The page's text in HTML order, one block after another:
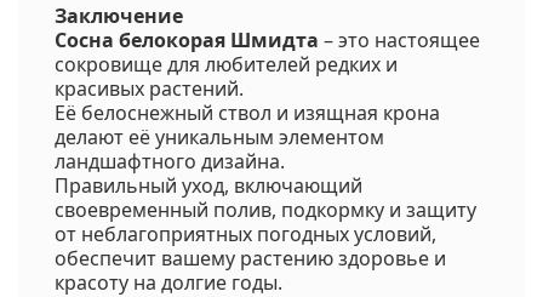
Заключение
Сосна белокорая Шмидта – это настоящее
сокровище для любителей редких и
красивых растений.
Её белоснежный ствол и изящная крона
делают её уникальным элементом
ландшафтного дизайна.
Правильный уход, включающий
своевременный полив, подкормку и защиту
от неблагоприятных погодных условий,
обеспечит вашему растению здоровье и
красоту на долгие годы.